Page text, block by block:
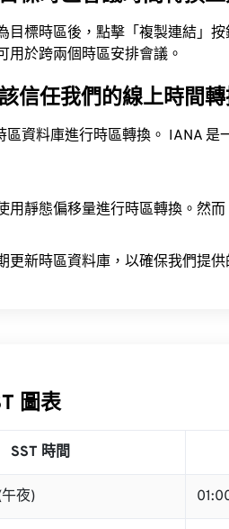
目標時區後，點擊「複製連結」
用於跨兩個時區安排會議。
信任我們的線上時間轉
區資料庫進行時區轉換。 IANA
用靜態偏移量進行時區轉換。然
更新時區資料庫，以確保我們提供
圖表
SST 時間
夜)